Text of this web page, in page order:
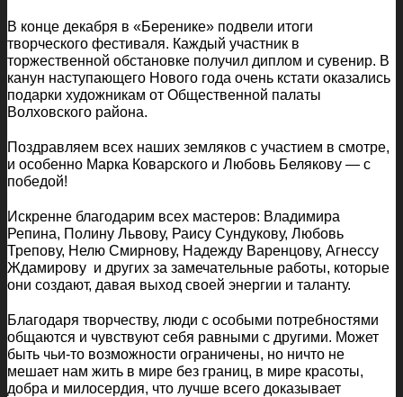
В конце декабря в «Беренике» подвели итоги
творческого фестиваля. Каждый участник в
торжественной обстановке получил диплом и сувенир. В
канун наступающего Нового года очень кстати оказались
подарки художникам от Общественной палаты
Волховского района.
Поздравляем всех наших земляков с участием в смотре,
и особенно Марка Коварского и Любовь Белякову — с
победой!
Искренне благодарим всех мастеров: Владимира
Репина, Полину Львову, Раису Сундукову, Любовь
Трепову, Нелю Смирнову, Надежду Варенцову, Агнессу
Ждамирову и других за замечательные работы, которые
они создают, давая выход своей энергии и таланту.
Благодаря творчеству, люди с особыми потребностями
общаются и чувствуют себя равными с другими. Может
быть чьи-то возможности ограничены, но ничто не
мешает нам жить в мире без границ, в мире красоты,
добра и милосердия, что лучше всего доказывает